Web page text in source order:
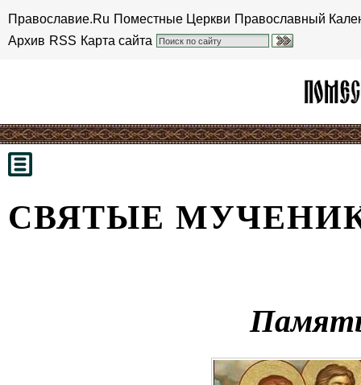
Православие.Ru Поместные Церкви Православный
Архив RSS Карта сайта
СВЯТЫЕ